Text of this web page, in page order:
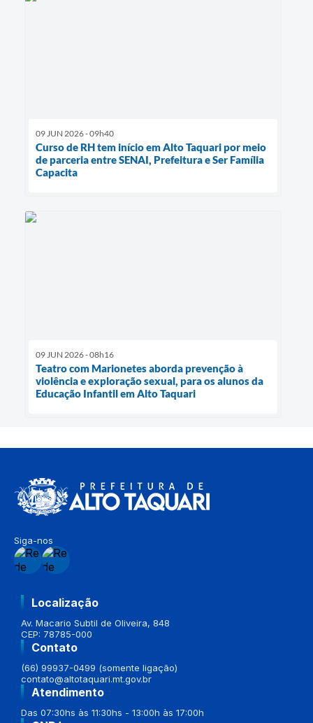
09 JUN 2026 - 09h40
Curso de RH tem início em Alto Taquari por meio
de parceria entre SENAI, Prefeitura e Ser Família
Capacita
09 JUN 2026 - 08h16
Teatro com Marionetes aborda prevenção à
violência e exploração sexual, para os alunos da
Educação Infantil em Alto Taquari
Siga-nos
Localização
Av. Macario Subtil de Oliveira, 848
CEP: 78785-000
Contato
(66) 99937-0499 (somente ligação)
contato@altotaquari.mt.gov.br
Atendimento
Das 07:30hs às 11:30hs - 13:00h às 17:00h